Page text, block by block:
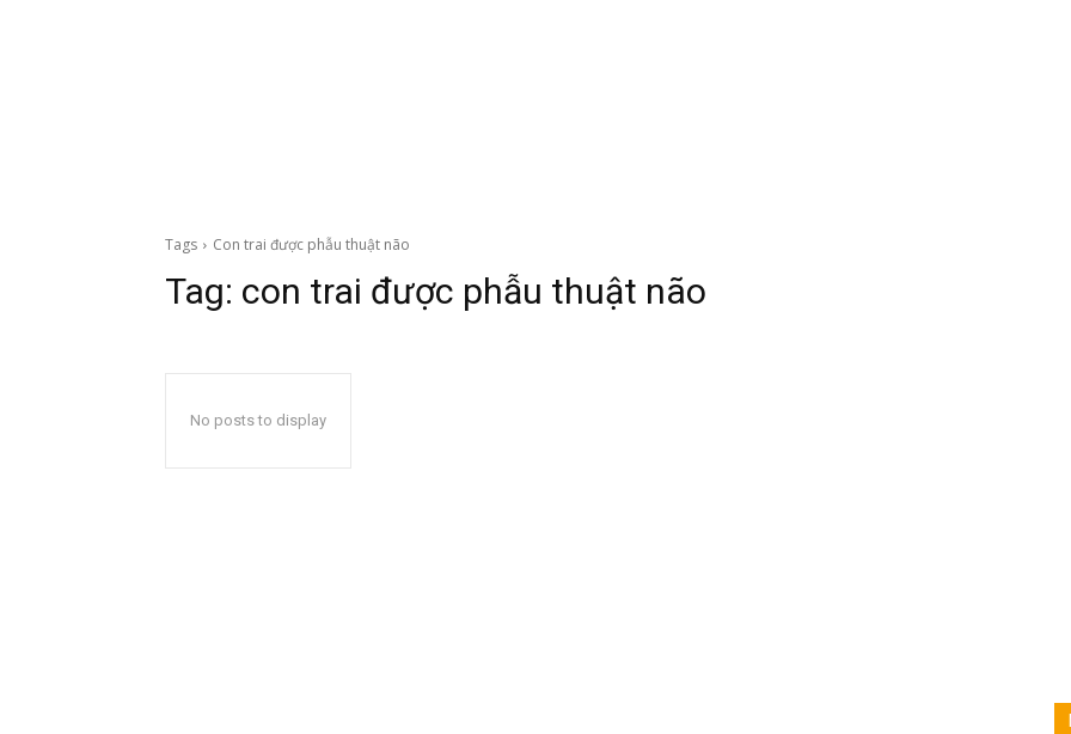
Tags Con trai được phẫu thuật não
Tag: con trai được phẫu thuật não
No posts to display